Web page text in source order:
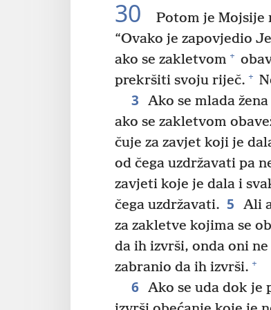
30 Potom je Mojsije
“Ovako je zapovjedio
ako se zakletvom +
prekršiti svoju riječ. +
3
Ako se mlada
ako se zakletvom
čuje za zavjet koji je
od čega uzdržavati pa
zavjeti koje je dala i
čega uzdržavati. 5
Ali
za zakletve kojima se
da ih izvrši, onda oni
zabranio da ih izvrši. +
6 Ako se uda dok je